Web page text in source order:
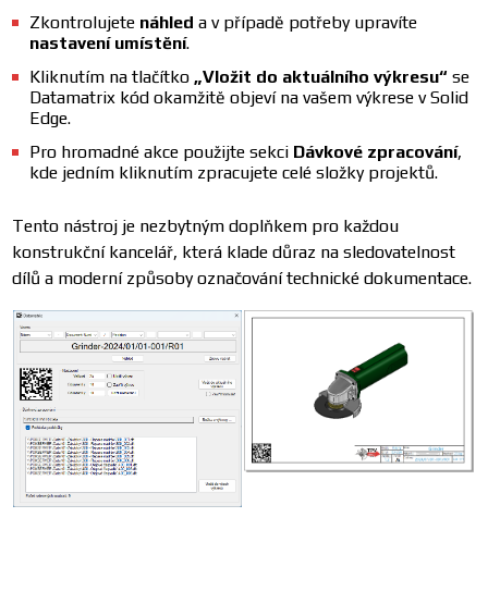
Zkontrolujete náhleda v případě potřeby upravíte
nastavení umístění.
Kliknutím na tlačítko „Vložit do aktuálního výkresu“ se
Datamatrix kód okamžitě objeví na vašem výkrese v Solid
Edge.
Pro hromadné akce použijte sekci Dávkové zpracování,
kde jedním kliknutím zpracujete celé složky projektů.
Tento nástroj je nezbytným doplňkem pro každou
konstrukční kancelář, která klade důraz na sledovatelnost
dílů a moderní způsoby označování technické dokumentace.